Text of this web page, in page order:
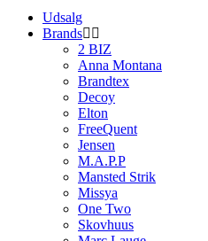
Udsalg
Brands
2 BIZ
Anna Montana
Brandtex
Decoy
Elton
FreeQuent
Jensen
M.A.P.P
Mansted Strik
Missya
One Two
Skovhuus